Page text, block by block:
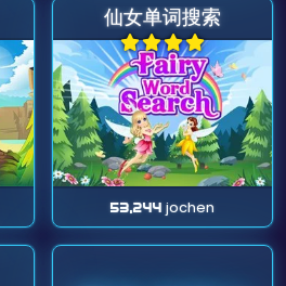
仙女单词搜索
53,244jochen